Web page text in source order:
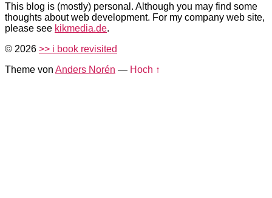
This blog is (mostly) personal. Although you may find some
thoughts about web development. For my company web site,
please see kikmedia.de.
© 2026 >> i book revisited
Theme von Anders Norén — Hoch ↑